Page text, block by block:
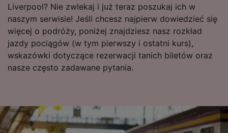
Liverpool? Nie zwlekaj i już teraz poszukaj ich w
naszym serwisie! Jeśli chcesz najpierw dowiedzieć się
więcej o podróży, poniżej znajdziesz nasz rozkład
jazdy pociągów (w tym pierwszy i ostatni kurs),
wskazówki dotyczące rezerwacji tanich biletów oraz
nasze często zadawane pytania.